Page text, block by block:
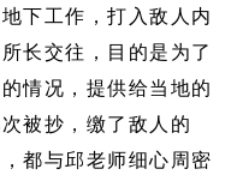
下工作，打入敌人内
长交往，目的是为了
情况，提供给当地的
被抄，缴了敌人的
都与邱老师细心周密